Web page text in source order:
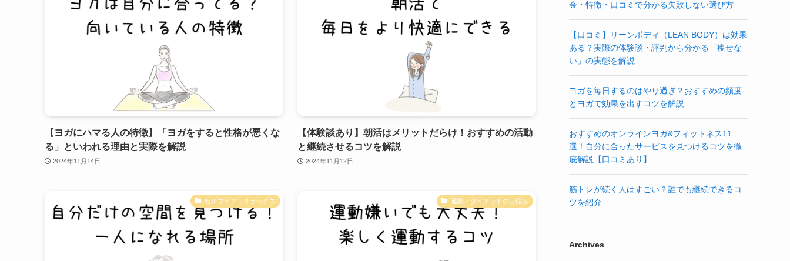
【ヨガにハマる人の特徴】「ヨガをすると性格が悪くな
る」といわれる理由と実際を解説
2024年11月14日
【体験談あり】朝活はメリットだらけ！おすすめの活動
と継続させるコツを解説
2024年11月12日
セルフケア・リラックス 運動・ダイエットのお悩み
金・特徴・口コミで分かる失敗しない選び方
【口コミ】リーンボディ（LEAN BODY）は効果
ある？実際の体験談・評判から分かる「痩せな
い」の実態を解説
ヨガを毎日するのはやり過ぎ？おすすめの頻度
とヨガで効果を出すコツを解説
おすすめのオンラインヨガ&フィットネス11
選！自分に合ったサービスを見つけるコツを徹
底解説【口コミあり】
筋トレが続く人はすごい？誰でも継続できるコ
ツを紹介
Archives